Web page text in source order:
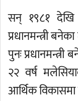
सन् १९८१ देखि
प्रधानमन्त्री
पुनः प्रधानमन्त्री
२२ वर्ष
आर्थिक विकासमा